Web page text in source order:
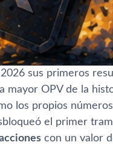
sus primeros
mayor OPV de la
los propios
el primer
con un valor